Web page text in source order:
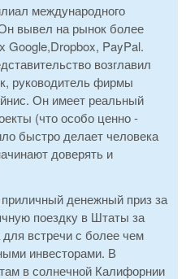
международного
вывел на рынок более
Google,Dropbox, PayPal.
возглавил
руководитель фирмы
Он имеет реальный
(что особо ценно -
быстро делает человека
доверять и
денежный приз за
поездку в Штаты за
встречи с более чем
инвесторами. В
в солнечной Калифорнии